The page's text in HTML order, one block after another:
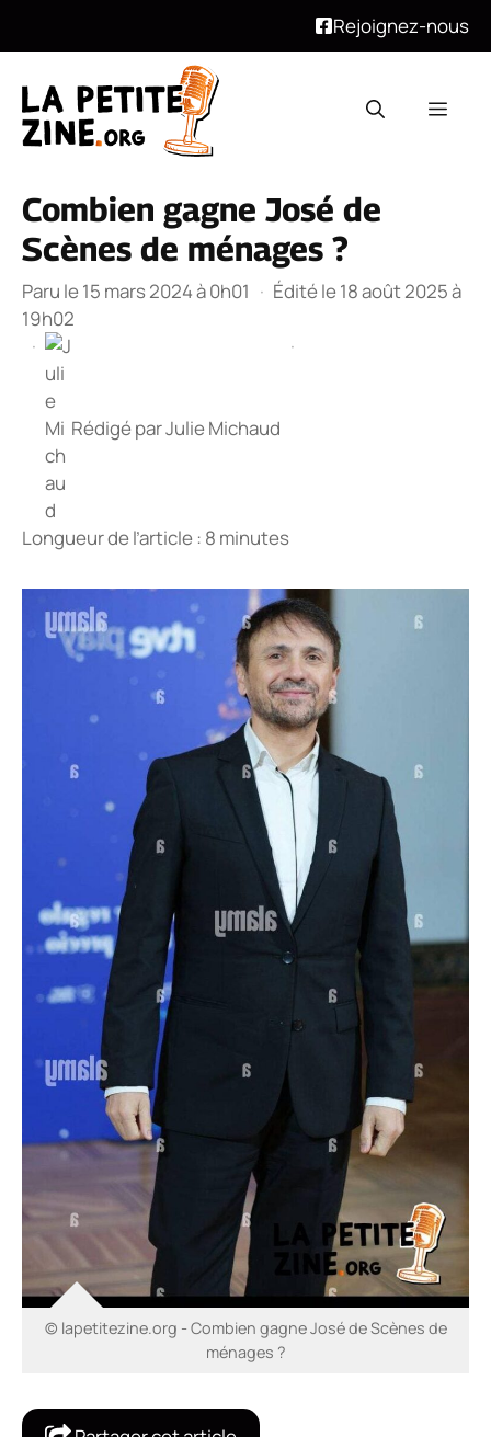
Rejoignez-nous
contenu
Combien gagne José de
Scènes de ménages ?
Paru le 15 mars 2024 à 0h01 · Édité le 18 août 2025 à
19h02
·
Rédigé parJulie Michaud
·
Longueur de l’article : 8 minutes
© lapetitezine.org - Combien gagne José de Scènes de
ménages ?